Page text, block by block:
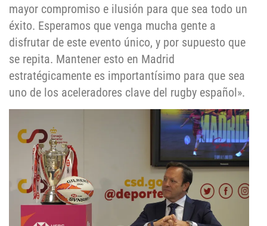
mayor compromiso e ilusión para que sea todo un
éxito. Esperamos que venga mucha gente a
disfrutar de este evento único, y por supuesto que
se repita. Mantener esto en Madrid
estratégicamente es importantísimo para que sea
uno de los aceleradores clave del rugby español».